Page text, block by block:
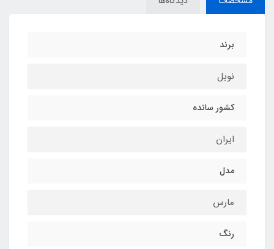
برند
نوبل
کشور سانده
ایران
مدل
مارس
رنگ